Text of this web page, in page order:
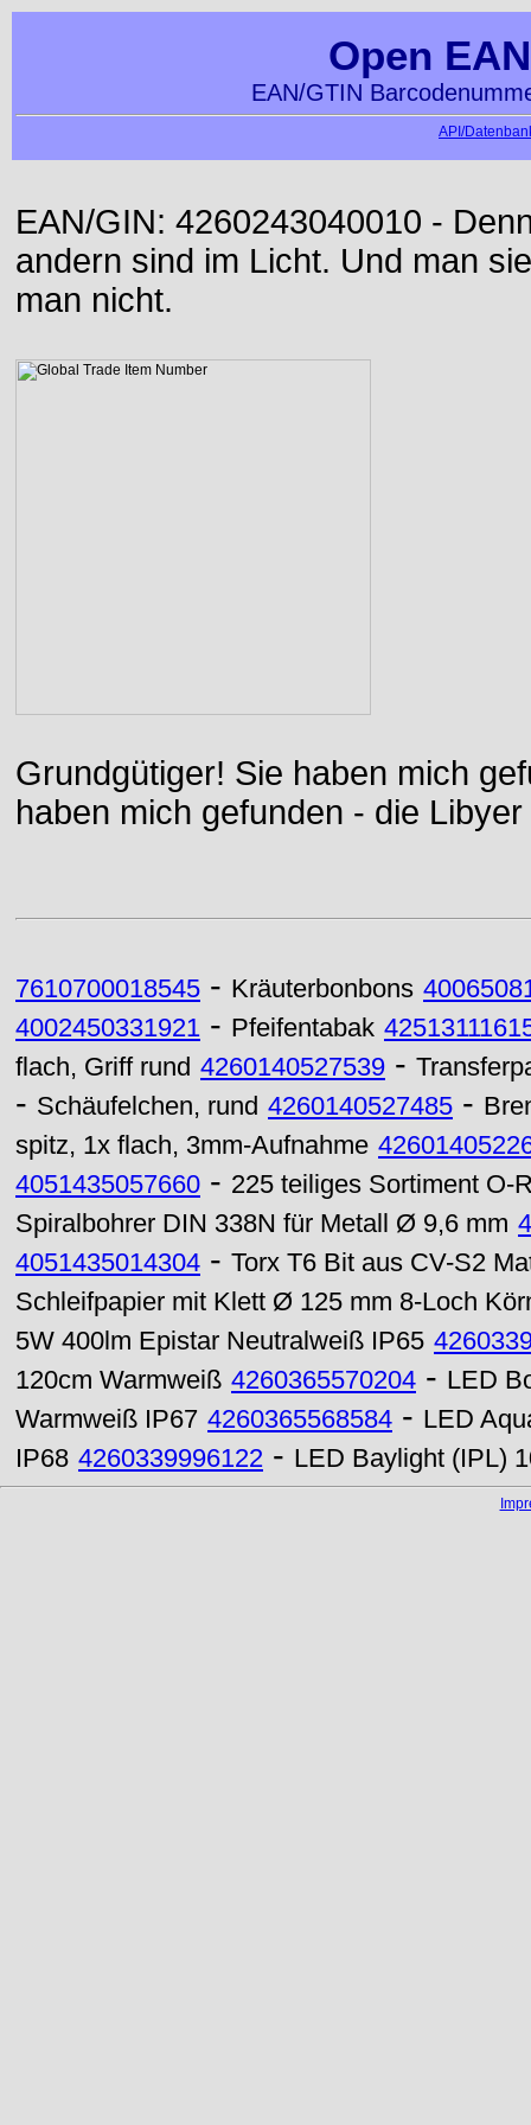
Open
EAN/GTIN
API/
EAN/GIN: 4260243040010 -
andern sind im Licht. Und man
man nicht.
Grundgütiger! Sie haben mich
haben mich gefunden - die
7610700018545 - Kräuterbonbons
4002450331921 - Pfeifentabak
flach, Griff rund 4260140527539 -
- Schäufelchen, rund 4260140527485 -
spitz, 1x flach, 3mm-Aufnahme
4051435057660 - 225 teiliges Sortiment O-
Spiralbohrer DIN 338N für Metall Ø 9,6 mm
4051435014304 - Torx T6 Bit aus CV-S2
Schleifpapier mit Klett Ø 125 mm 8-Loch
5W 400lm Epistar Neutralweiß IP65
120cm Warmweiß 4260365570204 - LED
Warmweiß IP67 4260365568584 - LED
IP68 4260339996122 - LED Baylight (IPL)